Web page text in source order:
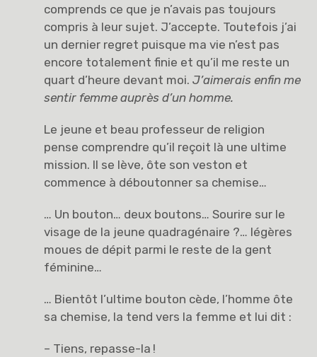
comprends ce que je n’avais pas toujours
compris à leur sujet. J’accepte. Toutefois j’ai
un dernier regret puisque ma vie n’est pas
encore totalement finie et qu’il me reste un
quart d’heure devant moi. J’aimerais enfin me
sentir femme auprès d’un homme.
Le jeune et beau professeur de religion
pense comprendre qu’il reçoit là une ultime
mission. Il se lève, ôte son veston et
commence à déboutonner sa chemise…
… Un bouton… deux boutons… Sourire sur le
visage de la jeune quadragénaire ?… légères
moues de dépit parmi le reste de la gent
féminine…
… Bientôt l’ultime bouton cède, l’homme ôte
sa chemise, la tend vers la femme et lui dit :
– Tiens, repasse-la !